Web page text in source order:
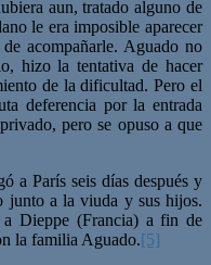
aun, tratado alguno de
le era imposible aparecer
acompañarle. Aguado no
hizo la tentativa de hacer
de la dificultad. Pero el
deferencia por la entrada
pero se opuso a que
a París seis días después y
junto a la viuda y sus hijos.
Dieppe (Francia) a fin de
la familia Aguado.[5]